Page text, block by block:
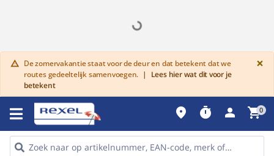
warning De zomervakantie staat voor de deur en dat betekent dat we
routes gedeeltelijk samenvoegen. |
Lees hier wat dit voor je
betekent
×
place timer person shopping_cart0